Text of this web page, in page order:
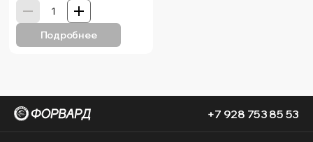
Подробнее
+7 928 753 85 53